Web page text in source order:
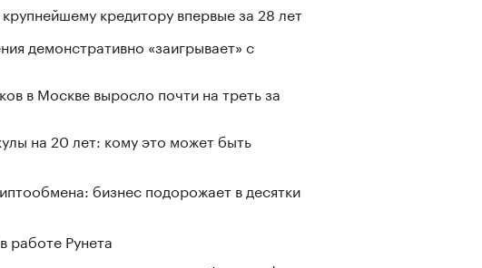
кредитору впервые за 28 лет
демонстративно «заигрывает» с
в Москве выросло почти на треть за
на 20 лет: кому это может быть
бизнес подорожает в десятки
работе Рунета